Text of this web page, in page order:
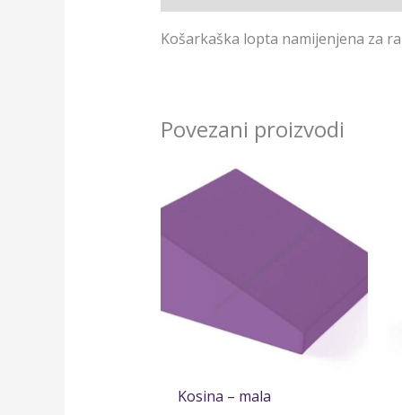
Košarkaška lopta namijenjena za
Povezani proizvodi
Kosina – mala